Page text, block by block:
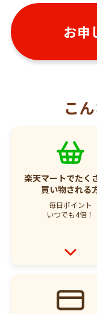
お申
こ
楽天マートでたく
買い物される
毎日ポイント
いつでも4倍！